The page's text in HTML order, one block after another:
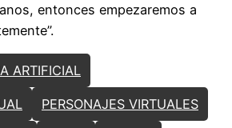
entonces empezaremos a
ARTIFICIAL
PERSONAJES VIRTUALES